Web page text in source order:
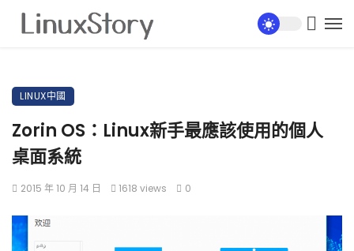
LINUX中國
Zorin OS：Linux新手最應該使用的個人
桌面系統
2015 年 10 月 14 日 1618 views 0